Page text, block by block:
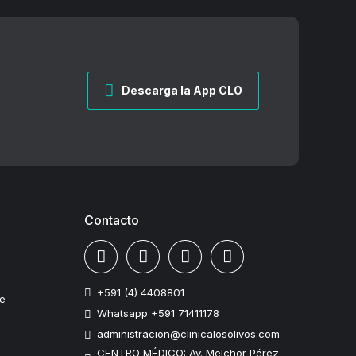
Descarga la App CLO
Contacto
+591 (4) 4408801
Whatsapp +591 71411178
administracion@clinicalosolivos.com
CENTRO MÉDICO: Av. Melchor Pérez